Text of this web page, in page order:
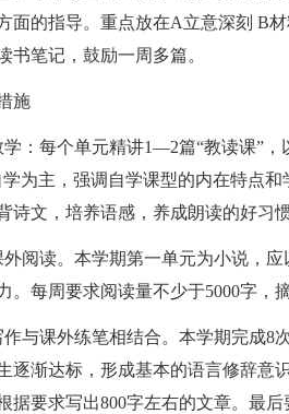
面的指导。重点放在A立意深刻 B
书笔记，鼓励一周多篇。
施
学：每个单元精讲1—2篇“教读课”
为主，强调自学课型的内在特点
诗文，培养语感，养成朗读的好习惯
外阅读。本学期第一单元为小说，
。每周要求阅读量不少于5000字，
与课外练笔相结合。本学期完成8
逐渐达标，形成基本的语言修辞意
据要求写出800字左右的文章。最